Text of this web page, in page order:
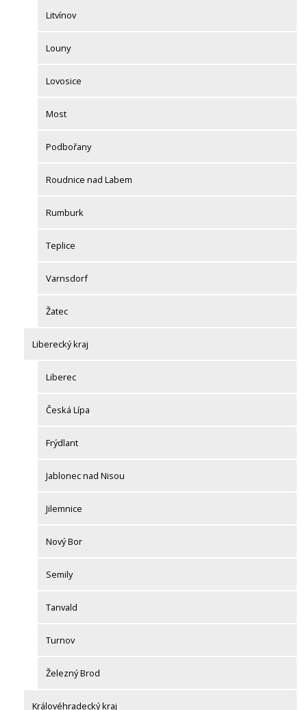
Litvínov
Louny
Lovosice
Most
Podbořany
Roudnice nad Labem
Rumburk
Teplice
Varnsdorf
Žatec
Liberecký kraj
Liberec
Česká Lípa
Frýdlant
Jablonec nad Nisou
Jilemnice
Nový Bor
Semily
Tanvald
Turnov
Železný Brod
Královéhradecký kraj